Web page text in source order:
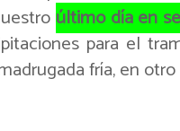
último día en
para el
fría, en